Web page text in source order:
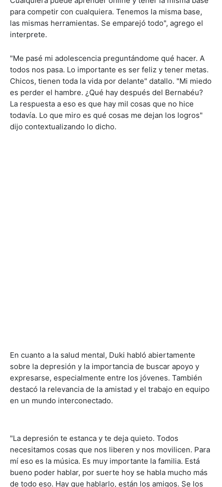
para competir con cualquiera. Tenemos la misma base,
las mismas herramientas. Se emparejó todo", agrego el
interprete.
"Me pasé mi adolescencia preguntándome qué hacer. A
todos nos pasa. Lo importante es ser feliz y tener metas.
Chicos, tienen toda la vida por delante" datallo. "Mi miedo
es perder el hambre. ¿Qué hay después del Bernabéu?
La respuesta a eso es que hay mil cosas que no hice
todavía. Lo que miro es qué cosas me dejan los logros"
dijo contextualizando lo dicho.
En cuanto a la salud mental, Duki habló abiertamente
sobre la depresión y la importancia de buscar apoyo y
expresarse, especialmente entre los jóvenes. También
destacó la relevancia de la amistad y el trabajo en equipo
en un mundo interconectado.
"La depresión te estanca y te deja quieto. Todos
necesitamos cosas que nos liberen y nos movilicen. Para
mí eso es la música. Es muy importante la familia. Está
bueno poder hablar, por suerte hoy se habla mucho más
de todo eso. Hay que hablarlo, están los amigos. Se los